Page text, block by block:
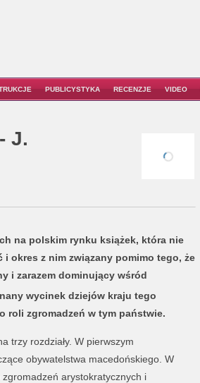
PUBLICYSTYKA RECENZJE VIDEO
J.
na polskim rynku książek, która nie
okres z nim związany pomimo tego, że
i zarazem dominujący wśród
wycinek dziejów kraju tego
roli zgromadzeń w tym państwie.
trzy rozdziały. W pierwszym
obywatelstwa macedońskiego. W
arystokratycznych i